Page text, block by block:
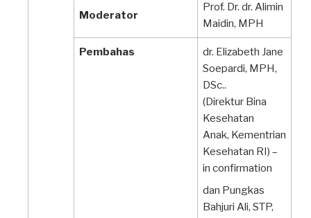
Moderator
Prof. Dr. dr. Alimin
Maidin, MPH
Pembahas
dr. Elizabeth Jane
Soepardi, MPH,
DSc..
(Direktur Bina
Kesehatan
Anak, Kementrian
Kesehatan RI) –
in confirmation
dan Pungkas
Bahjuri Ali, STP,